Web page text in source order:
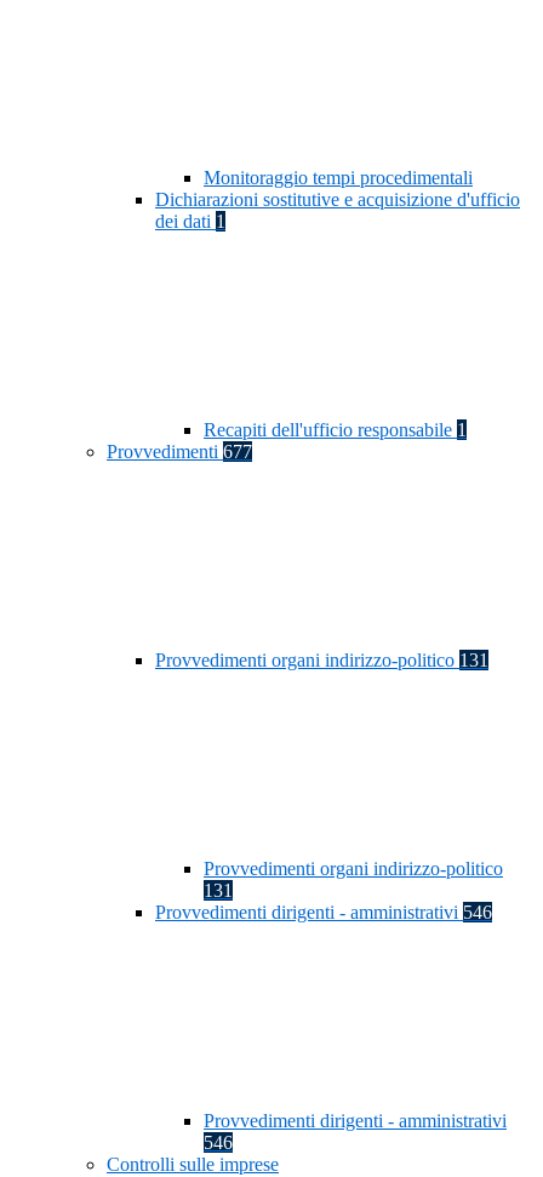
Monitoraggio tempi procedimentali
Dichiarazioni sostitutive e acquisizione d'ufficio
dei dati 1
Recapiti dell'ufficio responsabile 1
Provvedimenti 677
Provvedimenti organi indirizzo-politico 131
Provvedimenti organi indirizzo-politico
131
Provvedimenti dirigenti - amministrativi 546
Provvedimenti dirigenti - amministrativi
546
Controlli sulle imprese